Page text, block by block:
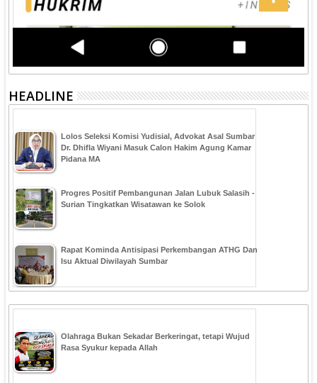
HEADLINE
‎Lolos Seleksi Komisi Yudisial, Advokat Asal Sumbar
Dr. Dhifla Wiyani Masuk Calon Hakim Agung Kamar
Pidana MA
Progres Positif Pembangunan Jalan Lubuk Salasih -
Surian Tingkatkan Wisatawan ke Solok
Rapat Kominda Antisipasi Perkembangan ATHG Dan
Isu Aktual Diwilayah Sumbar
Olahraga Bukan Sekadar Berkeringat, tetapi Wujud
Rasa Syukur kepada Allah